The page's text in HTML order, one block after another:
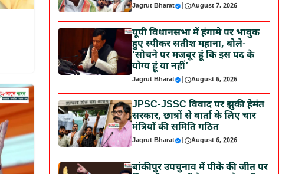
Jagrut Bharat | August 7, 2026
यूपी विधानसभा में हंगामे पर भावुक
हुए स्पीकर सतीश महाना, बोले-
‘सोचने पर मजबूर हूं कि इस पद के
योग्य हूं या नहीं’
Jagrut Bharat | August 6, 2026
JPSC-JSSC विवाद पर झुकी हेमंत
सरकार, छात्रों से वार्ता के लिए चार
मंत्रियों की समिति गठित
Jagrut Bharat | August 6, 2026
बांकीपुर उपचुनाव में पीके की जीत पर